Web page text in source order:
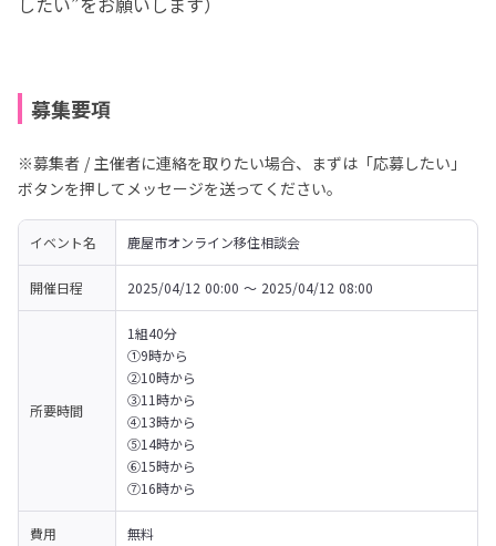
募集要項
※募集者 / 主催者に連絡を取りたい場合、まずは「応募したい」
ボタンを押してメッセージを送ってください。
イベント名 鹿屋市オンライン移住相談会
開催日程 2025/04/12 00:00 〜 2025/04/12 08:00
所要時間
1組40分
①9時から
②10時から
③11時から
④13時から
⑤14時から
⑥15時から
⑦16時から
費用 無料